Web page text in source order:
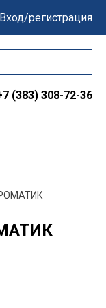
Вход/регистрация
(383) 308-72-36